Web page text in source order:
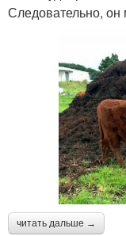
Следовательно, он
читать дальше →